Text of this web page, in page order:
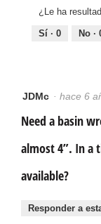
¿Le ha
Sí · 0 No ·
JDMc · hace 6
Need a basin
almost 4”. In a
available?
Responder a